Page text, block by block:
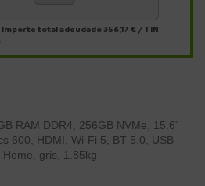
Importe total adeudado356,17 € / TIN
RAM DDR4, 256GB NVMe, 15.6"
600, HDMI, Wi-Fi 5, BT 5.0, USB
gris, 1.85kg